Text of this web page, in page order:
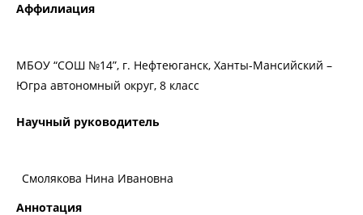
Аффилиация
МБОУ “СОШ №14”, г. Нефтеюганск, Ханты-Мансийский –
Югра автономный округ, 8 класс
Научный руководитель
Смолякова Нина Ивановна
Аннотация